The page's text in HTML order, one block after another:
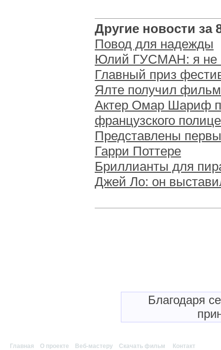
Другие новости за
Повод для надежды
Юлий ГУСМАН: я не
Главный приз
Ялте получил
Актер Омар Шариф
французского
Представлены
Гарри Поттере
Бриллианты для
Джей Ло: он
Благодаря
Главная О проекте Веб-мастеру Скачать фильм Контакт